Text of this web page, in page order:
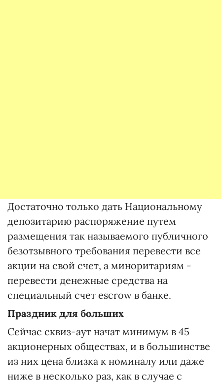
Достаточно только дать Национальному
депозитарию распоряжение путем
размещения так называемого публичного
безотзывного требования перевести все
акции на свой счет, а миноритариям -
перевести денежные средства на
специальный счет escrow в банке.
Праздник для больших
Сейчас сквиз-аут начат минимум в 45
акционерных обществах, и в большинстве
из них цена близка к номиналу или даже
ниже в несколько раз, как в случае с